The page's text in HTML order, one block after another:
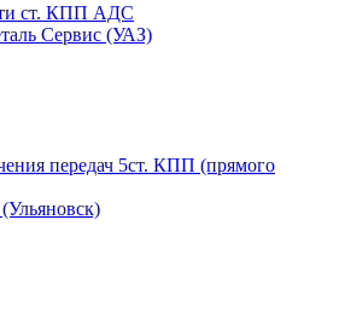
ти ст. КПП АДС
Сервис (УАЗ)
передач 5ст. КПП (прямого